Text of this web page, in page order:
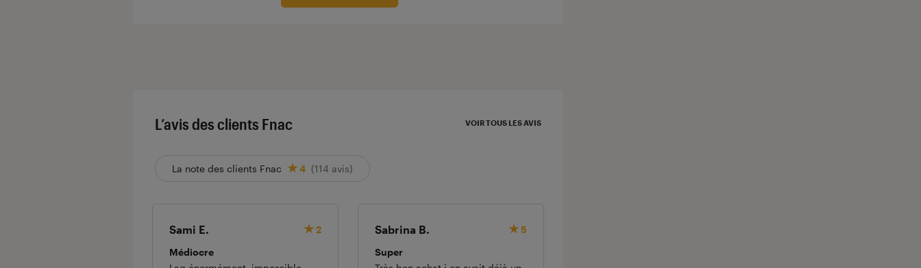
L’avis des clients Fnac VOIR TOUS LES AVIS
La note des clients Fnac 4 (114 avis)
Sami E.
2
Médiocre
Sabrina B.
5
Super